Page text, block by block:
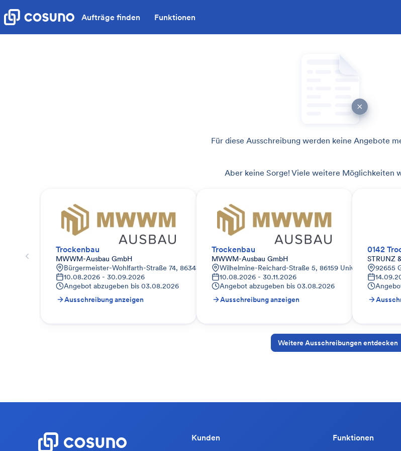
Aufträge finden Funktionen
Für diese Ausschreibung werden keine Angebote
Aber keine Sorge! Viele weitere Möglichkeiten
Trockenbau
MWWM-Ausbau GmbH
Bürgermeister-Wohlfarth-Straße 74, 86343 Königsbrunn, Deutschland
10.08.2026 - 30.09.2026
Angebot abzugeben bis 03.08.2026
Ausschreibung anzeigen
Trockenbau
MWWM-Ausbau GmbH
Wilhelmine-Reichard-Straße 5, 86159 Universitätsviertel,
10.08.2026 - 30.11.2026
Angebot abzugeben bis 03.08.2026
Ausschreibung anzeigen
0142
STRUNZ
92655
Weitere Ausschreibungen entdecken
Kunden Funktionen